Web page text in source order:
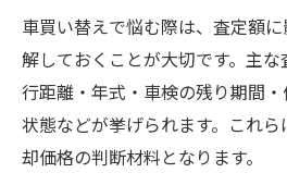
車買い替えで悩む際は、査定額
解しておくことが大切です。主
行距離・年式・車検の残り期間
状態などが挙げられます。これ
却価格の判断材料となります。